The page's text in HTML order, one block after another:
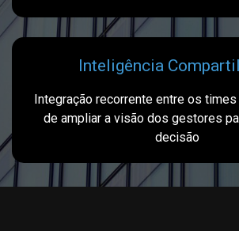
Inteligência
Integração recorrente entre os
de ampliar a visão dos gestores
decisão